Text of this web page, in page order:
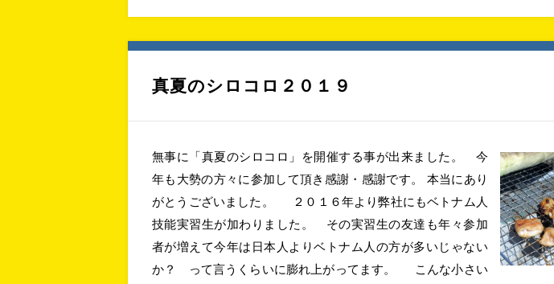
真夏のシロコロ２０１９
無事に「真夏のシロコロ」を開催する事が出来ました。 今
年も大勢の方々に参加して頂き感謝・感謝です。 本当にあり
がとうございました。 ２０１６年より弊社にもベトナム人
技能実習生が加わりました。 その実習生の友達も年々参加
者が増えて今年は日本人よりベトナム人の方が多いじゃない
か？ って言うくらいに膨れ上がってます。 こんな小さい